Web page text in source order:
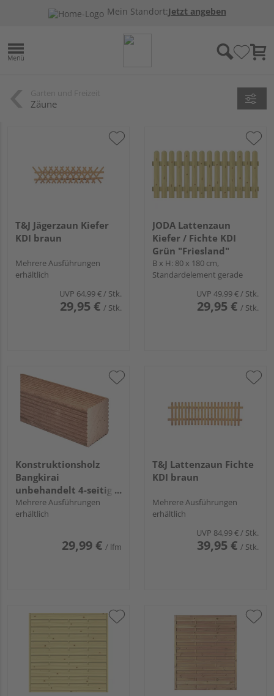
Mein Standort:Jetzt angeben
Zäune
T&J Jägerzaun Kiefer
KDI braun
Mehrere Ausführungen
erhältlich
UVP 64,99 €/ Stk.
29,95 € / Stk.
JODA Lattenzaun
Kiefer / Fichte KDI
Grün "Friesland"
B x H: 80 x 180 cm,
Standardelement gerade
UVP 49,99 €/ Stk.
29,95 € / Stk.
Konstruktionsholz
Bangkirai
unbehandelt 4-seitig
geriffelt
Mehrere Ausführungen
erhältlich
29,99 € / lfm
T&J Lattenzaun Fichte
KDI braun
Mehrere Ausführungen
erhältlich
UVP 84,99 €/ Stk.
39,95 € / Stk.